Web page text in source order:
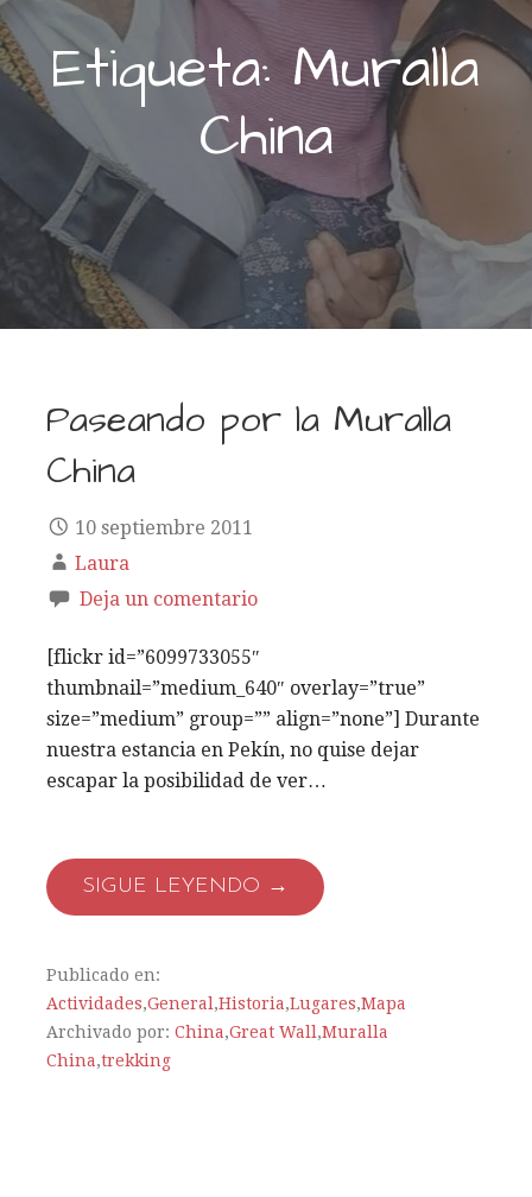
Etiqueta: Muralla
China
Paseando por la Muralla
China
10 septiembre 2011
Laura
Deja un comentario
[flickr id=”6099733055″
thumbnail=”medium_640″ overlay=”true”
size=”medium” group=”” align=”none”] Durante
nuestra estancia en Pekín, no quise dejar
escapar la posibilidad de ver…
SIGUE LEYENDO →
Publicado en:
Actividades,General ,Historia,Lugares,Mapa
Archivado por: China,Great Wall ,Muralla
China,trekking